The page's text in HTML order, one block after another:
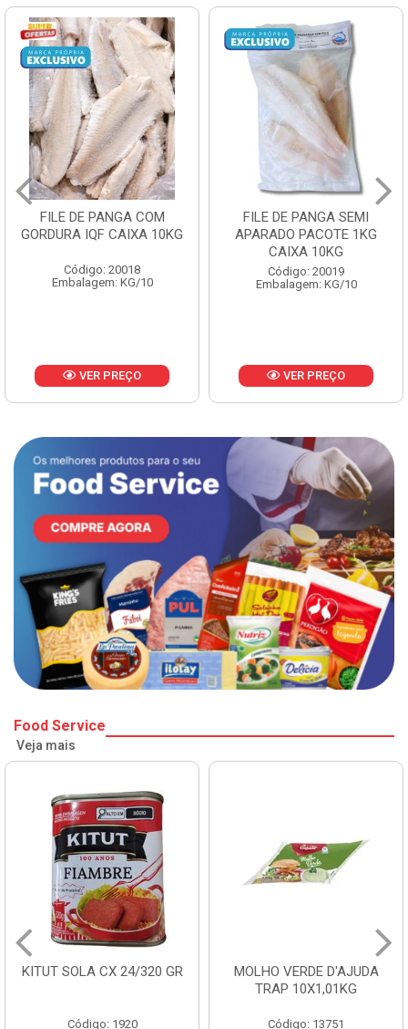
FILE DE PANGA SEMI
APARADO PACOTE 1KG
Código: 20019
Embalagem: KG/10
VER PREÇO
POLACA DESFIADA
PESCAMARES PCT5KG
CX10KG
Código: 20161
Embalagem: KG/10
VER PREÇO
Food Service
Veja mais
MOLHO VERDE D'AJUDA
Código: 13751
FRUTAS CRISTALIZADAS
CX 10KG
Código: 1785